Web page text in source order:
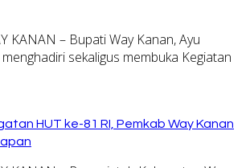
KANAN – Bupati Way Kanan, Ayu
menghadiri sekaligus membuka Kegiatan
HUT ke-81 RI, Pemkab Way Kanan